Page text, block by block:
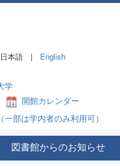
| English
学
開館カレンダー
部は学内者のみ利用可）
図書館からのお知らせ